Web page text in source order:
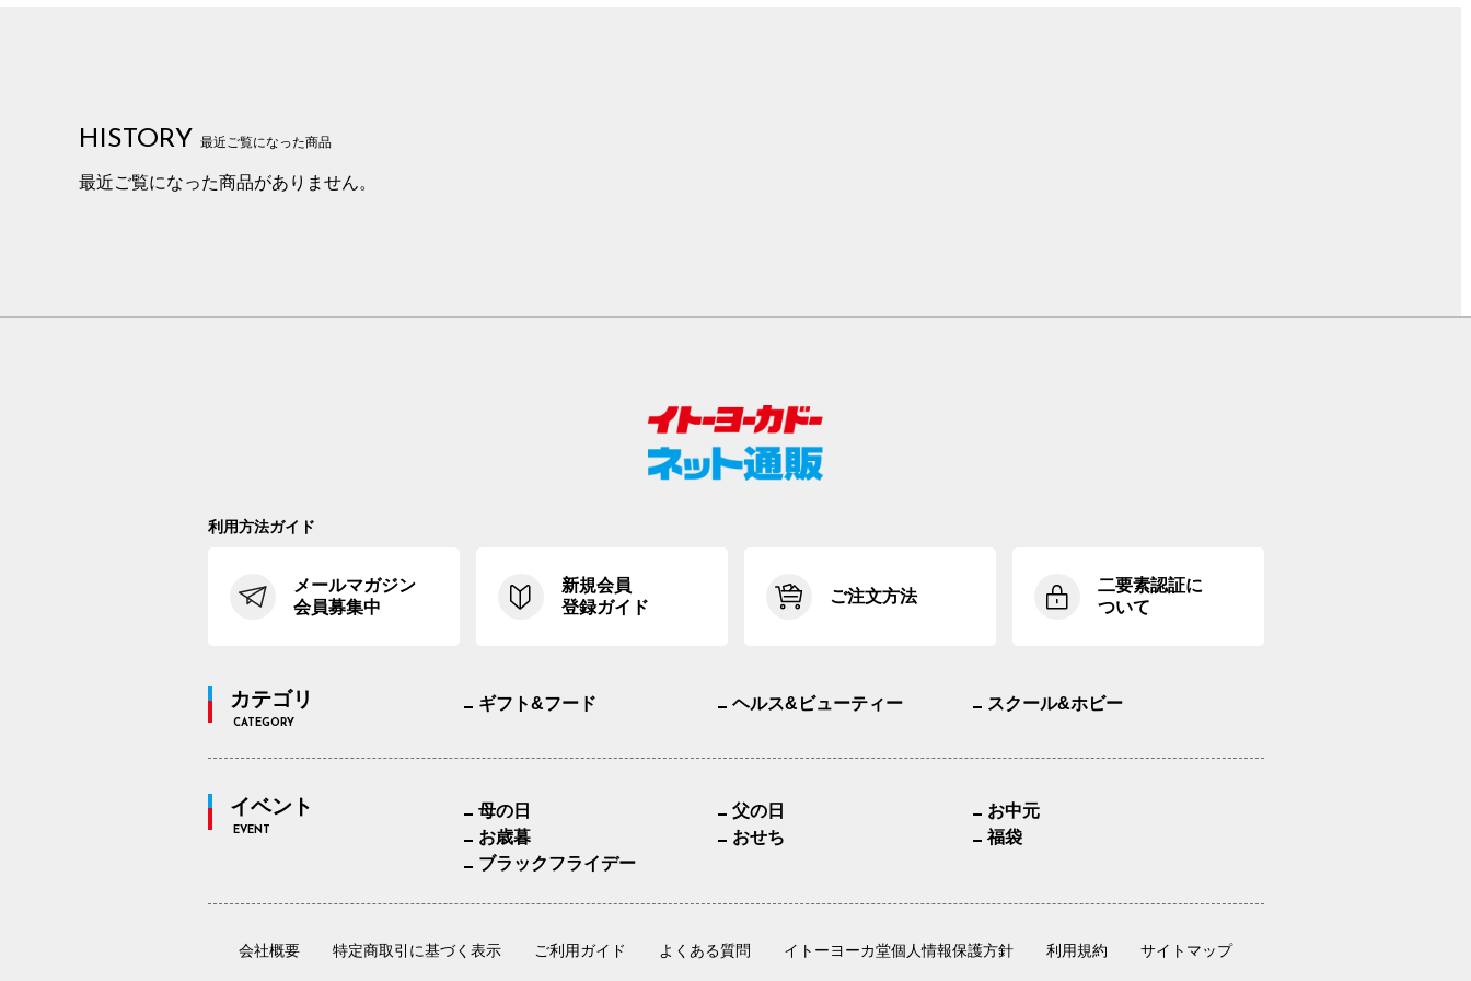
HISTORY 最近ご覧になった商品
最近ご覧になった商品がありません。
利用方法ガイド
メールマガジン
会員募集中
新規会員
登録ガイド
ご注文方法
二要素認証に
ついて
カテゴリ
CATEGORY
ギフト&フード ヘルス&ビューティー スクール&ホビー
イベント
EVENT
母の日 父の日
お中元
お歳暮
おせち
福袋
ブラックフライデー
会社概要 特定商取引に基づく表示 ご利用ガイド よくある質問 イトーヨーカ堂個人情報保護方針 利用規約 サイトマップ